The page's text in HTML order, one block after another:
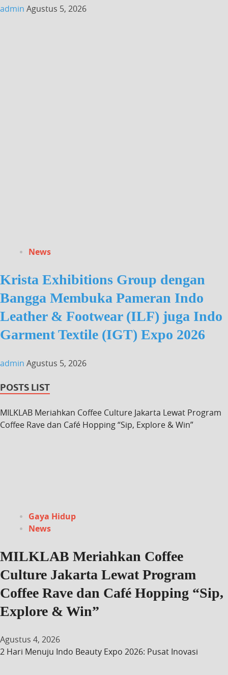
admin Agustus 5, 2026
News
Krista Exhibitions Group dengan
Bangga Membuka Pameran Indo
Leather & Footwear (ILF) juga Indo
Garment Textile (IGT) Expo 2026
admin Agustus 5, 2026
POSTS LIST
MILKLAB Meriahkan Coffee Culture Jakarta Lewat Program
Coffee Rave dan Café Hopping “Sip, Explore & Win”
Gaya Hidup
News
MILKLAB Meriahkan Coffee
Culture Jakarta Lewat Program
Coffee Rave dan Café Hopping “Sip,
Explore & Win”
Agustus 4, 2026
2 Hari Menuju Indo Beauty Expo 2026: Pusat Inovasi